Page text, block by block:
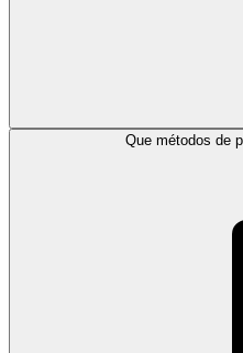
Que métodos de